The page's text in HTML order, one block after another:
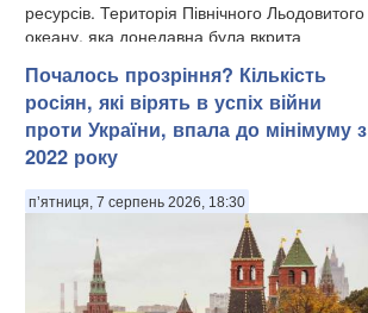
ресурсів. Територія Північного Льодовитого
океану, яка донедавна була вкрита
важкодоступною для судноплавства, за
прогнозами кліматичних мод...
Почалось прозріння? Кількість
росіян, які вірять в успіх війни
проти України, впала до мінімуму з
2022 року
п’ятниця, 7 серпень 2026, 18:30